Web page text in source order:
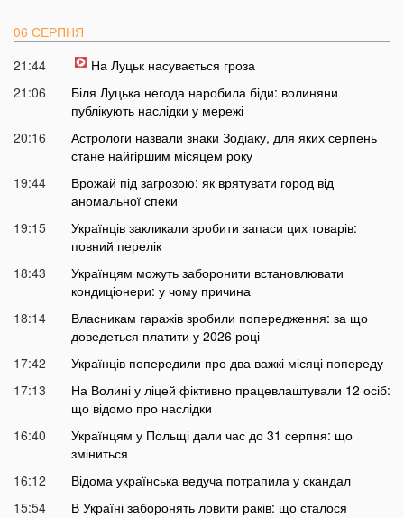
06 СЕРПНЯ
21:44
На Луцьк насувається гроза
21:06
Біля Луцька негода наробила біди: волиняни
публікують наслідки у мережі
20:16
Астрологи назвали знаки Зодіаку, для яких серпень
стане найгіршим місяцем року
19:44
Врожай під загрозою: як врятувати город від
аномальної спеки
19:15
Українців закликали зробити запаси цих товарів:
повний перелік
18:43
Українцям можуть заборонити встановлювати
кондиціонери: у чому причина
18:14
Власникам гаражів зробили попередження: за що
доведеться платити у 2026 році
17:42
Українців попередили про два важкі місяці попереду
17:13
На Волині у ліцей фіктивно працевлаштували 12 осіб:
що відомо про наслідки
16:40
Українцям у Польщі дали час до 31 серпня: що
зміниться
16:12
Відома українська ведуча потрапила у скандал
15:54
В Україні заборонять ловити раків: що сталося